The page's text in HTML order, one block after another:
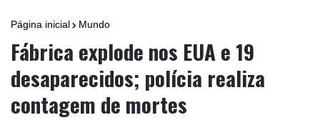
Página inicial Mundo
Fábrica explode nos EUA e 19
desaparecidos; polícia realiza
contagem de mortes